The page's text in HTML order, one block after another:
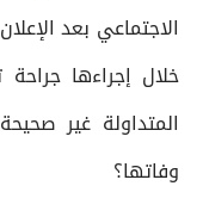
الاجتماعي بعد
خلال إجراءها جراحة
المتداولة غير
وفاتها؟